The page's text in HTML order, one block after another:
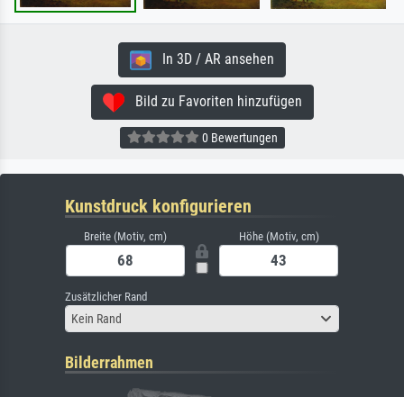
In 3D / AR ansehen
Bild zu Favoriten hinzufügen
0 Bewertungen
Kunstdruck konfigurieren
Breite (Motiv, cm) Höhe (Motiv, cm)
Zusätzlicher Rand
Kein Rand
Bilderrahmen